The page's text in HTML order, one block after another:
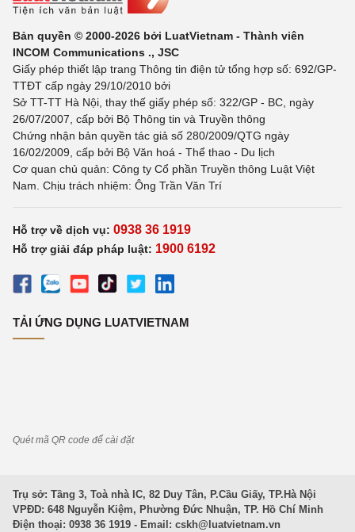
Bản quyền © 2000-2026 bởi LuatVietnam - Thành viên
INCOM Communications ., JSC
Giấy phép thiết lập trang Thông tin điện tử tổng hợp số: 692/GP-
TTĐT cấp ngày 29/10/2010 bởi
Sở TT-TT Hà Nội, thay thế giấy phép số: 322/GP - BC, ngày
26/07/2007, cấp bởi Bộ Thông tin và Truyền thông
Chứng nhận bản quyền tác giả số 280/2009/QTG ngày
16/02/2009, cấp bởi Bộ Văn hoá - Thể thao - Du lịch
Cơ quan chủ quản: Công ty Cổ phần Truyền thông Luật Việt
Nam. Chịu trách nhiệm: Ông Trần Văn Trí
Hỗ trợ về dịch vụ: 0938 36 1919
Hỗ trợ giải đáp pháp luật: 1900 6192
TẢI ỨNG DỤNG LUATVIETNAM
Quét mã QR code để cài đặt
Trụ sở: Tầng 3, Toà nhà IC, 82 Duy Tân, P.Cầu Giấy, TP.Hà Nội
VPĐD: 648 Nguyễn Kiệm, Phường Đức Nhuận, TP. Hồ Chí Minh
Điện thoại: 0938 36 1919 - Email: cskh@luatvietnam.vn